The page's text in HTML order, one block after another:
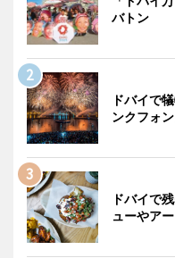
バトン
ドバイで
ンクフォ
ドバイで
ューやア